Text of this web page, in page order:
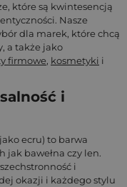
które są kwintesencją
Nasze
dla marek, które chcą
a także jako
firmowe, kosmetyki i
i
ecru) to barwa
jak bawełna czy len.
i
okazji i każdego stylu